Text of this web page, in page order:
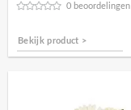
0 beoordelingen
Bekijk product >